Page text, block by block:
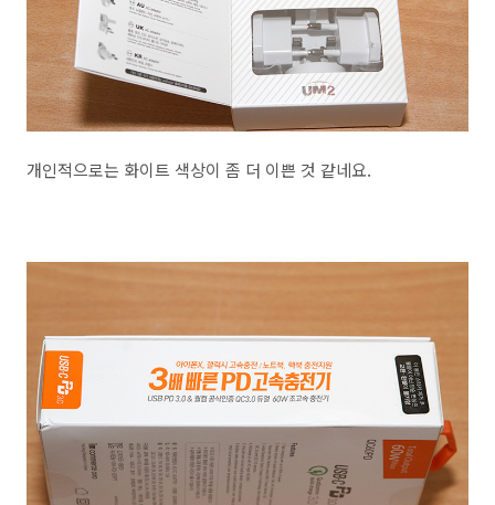
개인적으로는 화이트 색상이 좀 더 이쁜 것 같네요.